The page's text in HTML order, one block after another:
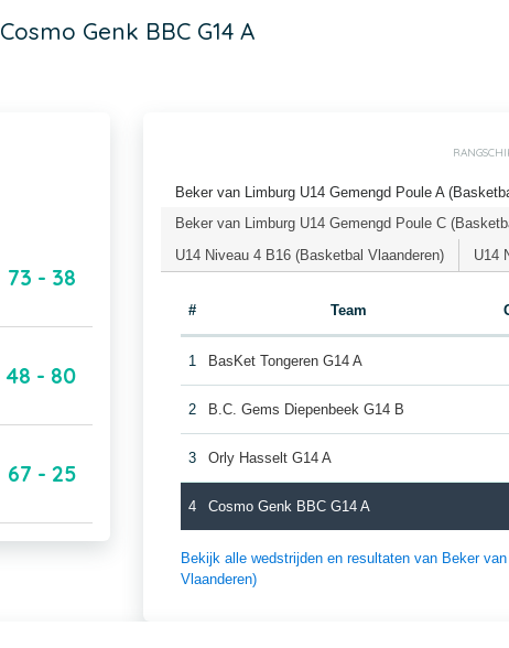
Cosmo Genk BBC G14 A
73 - 38
48 - 80
67 - 25
Beker van Limburg U14 Gemengd Poule A
Beker van Limburg U14 Gemengd Poule C
U14 Niveau 4 B16 (Basketbal Vlaanderen)
U14
# Team
1 BasKet Tongeren G14 A
2 B.C. Gems Diepenbeek G14 B
3 Orly Hasselt G14 A
4 Cosmo Genk BBC G14 A
Bekijk alle wedstrijden en resultaten van Beker
Vlaanderen)